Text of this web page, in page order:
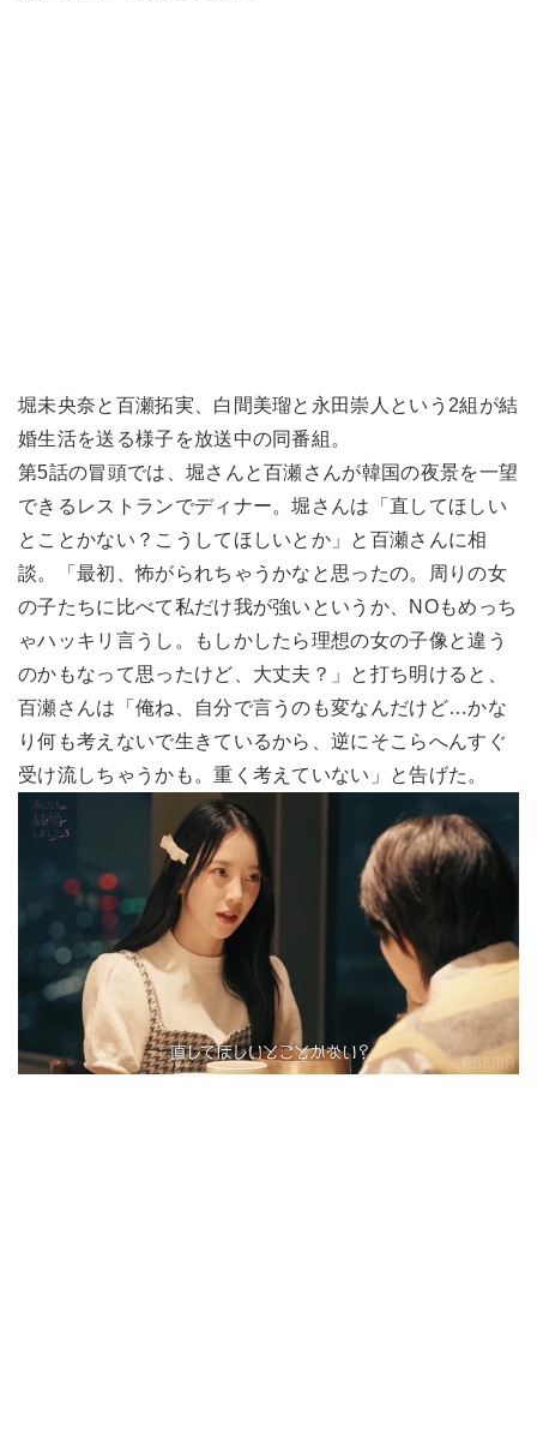
堀未央奈と百瀬拓実、白間美瑠と永田崇人という2組が結
婚生活を送る様子を放送中の同番組。
第5話の冒頭では、堀さんと百瀬さんが韓国の夜景を一望
できるレストランでディナー。堀さんは「直してほしい
とことかない？こうしてほしいとか」と百瀬さんに相
談。「最初、怖がられちゃうかなと思ったの。周りの女
の子たちに比べて私だけ我が強いというか、NOもめっち
ゃハッキリ言うし。もしかしたら理想の女の子像と違う
のかもなって思ったけど、大丈夫？」と打ち明けると、
百瀬さんは「俺ね、自分で言うのも変なんだけど…かな
り何も考えないで生きているから、逆にそこらへんすぐ
受け流しちゃうかも。重く考えていない」と告げた。